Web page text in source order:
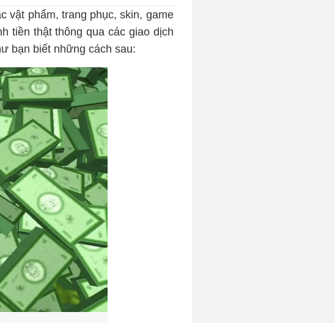
vật phẩm, trang phục, skin, game
tiền thật thông qua các giao dịch
bạn biết những cách sau: